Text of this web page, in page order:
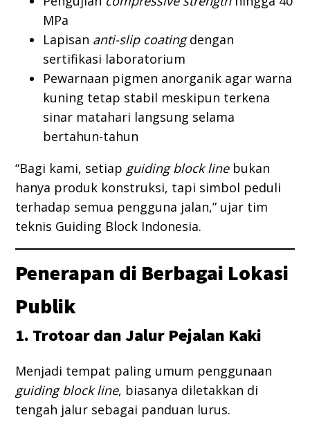
MPa
Lapisan anti-slip coatingdengan
sertifikasi laboratorium
Pewarnaan pigmen anorganik agar warna
kuning tetap stabil meskipun terkena
sinar matahari langsung selama
bertahun-tahun
“Bagi kami, setiap guiding block linebukan
hanya produk konstruksi, tapi simbol peduli
terhadap semua pengguna jalan,” ujar tim
teknis Guiding Block Indonesia.
Penerapan di Berbagai Lokasi
Publik
1. Trotoar dan Jalur Pejalan Kaki
Menjadi tempat paling umum penggunaan
guiding block line, biasanya diletakkan di
tengah jalur sebagai panduan lurus.